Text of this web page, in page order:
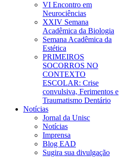
VI Encontro em
Neurociências
XXIV Semana
Acadêmica da Biologia
Semana Acadêmica da
Estética
PRIMEIROS
SOCORROS NO
CONTEXTO
ESCOLAR: Crise
convulsiva, Ferimentos e
Traumatismo Dentário
Notícias
Jornal da Unisc
Notícias
Imprensa
Blog EAD
Sugira sua divulgação